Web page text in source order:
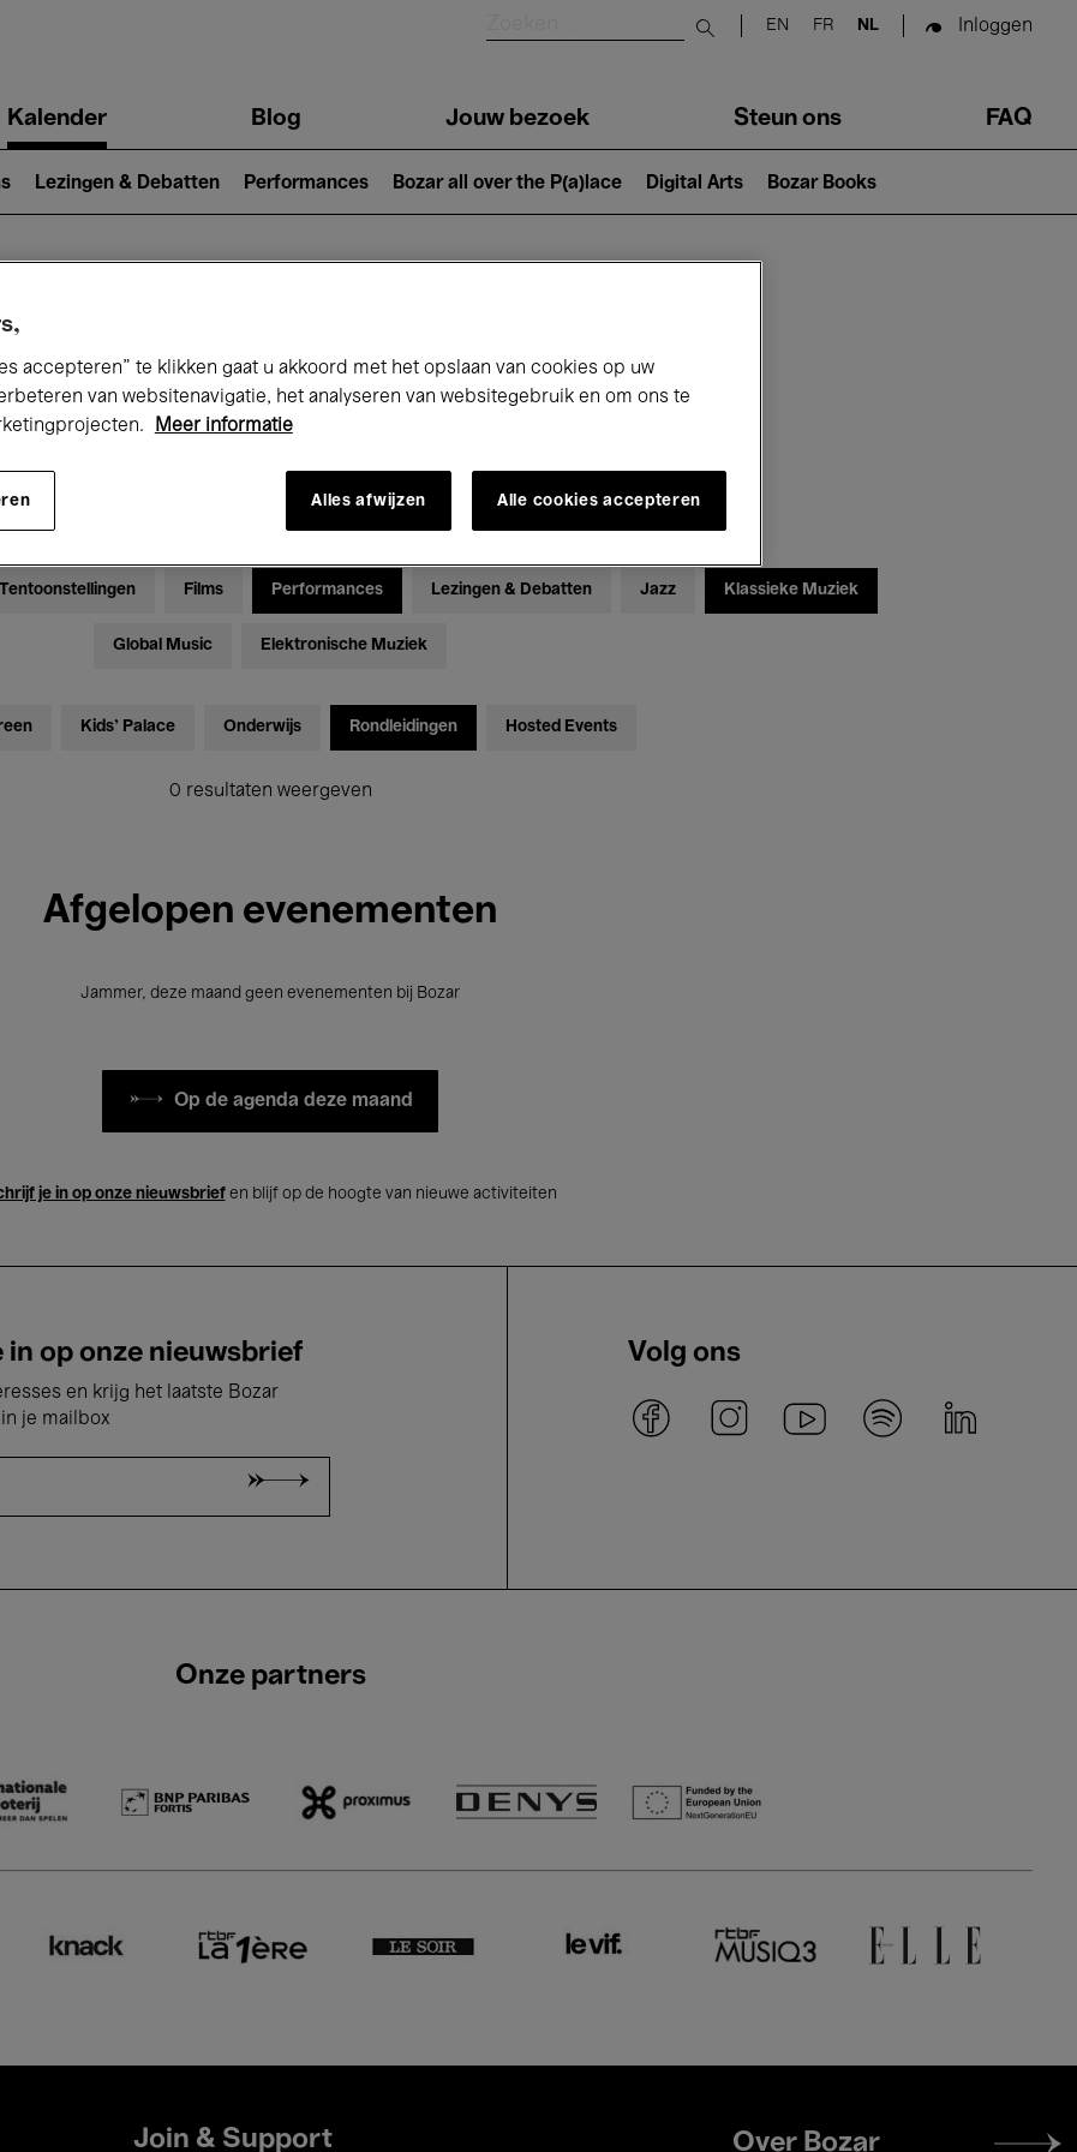
Submit search
EN FR NL Inloggen
Kalender Blog Jouw bezoek Steun ons FAQ
Lezingen & Debatten Performances Bozar all over the P(a)lace Digital Arts Bozar Books
Tentoonstellingen Films Performances Lezingen & Debatten Jazz Klassieke Muziek
Global Music Elektronische Muziek
Kids’ Palace Onderwijs Rondleidingen Hosted Events
0 resultaten weergeven
Afgelopen evenementen
Jammer, deze maand geen evenementen bij Bozar
Op de agenda deze maand
je in op onze nieuwsbriefen blijf op de hoogte van nieuwe activiteiten
in op onze nieuwsbrief
en krijg het laatste Bozar
je mailbox
Volg ons
Onze partners
Join & Support
Footer
Over Bozar
accepteren” te klikken gaat u akkoord met het opslaan van cookies op uw
van websitenavigatie, het analyseren van websitegebruik en om ons te
Meer informatie
Alles afwijzen Alle cookies accepteren